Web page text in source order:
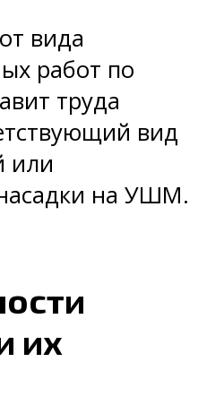
вида
работ по
труда
вид
или
на УШМ.
их